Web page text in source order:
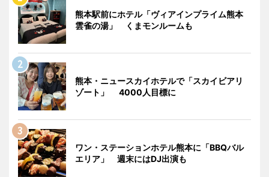
熊本駅前にホテル「ヴィアインプライム熊本
雲雀の湯」 くまモンルームも
熊本・ニュースカイホテルで「スカイビアリ
ゾート」 4000人目標に
ワン・ステーションホテル熊本に「BBQバル
エリア」 週末にはDJ出演も